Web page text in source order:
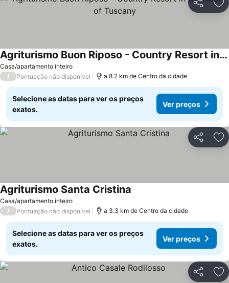
Partilhar
Casa/apartamento inteiro
Agriturismo Buon Riposo - Country Resort in the Heart of Tuscany
/ Pontuação não disponível a 8.2 km de Centro da cidade
Selecione as datas para ver os preços
exatos.
Ver preços
Partilhar
Casa/apartamento inteiro
Agriturismo Santa Cristina
/ Pontuação não disponível a 3.3 km de Centro da cidade
Selecione as datas para ver os preços
exatos.
Ver preços
Partilhar